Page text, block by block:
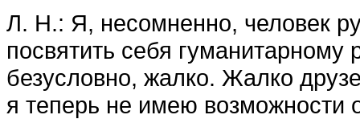
Л. Н.: Я, несомненно, человек
посвятить себя
безусловно, жалко. Жалко
я теперь не имею возможности